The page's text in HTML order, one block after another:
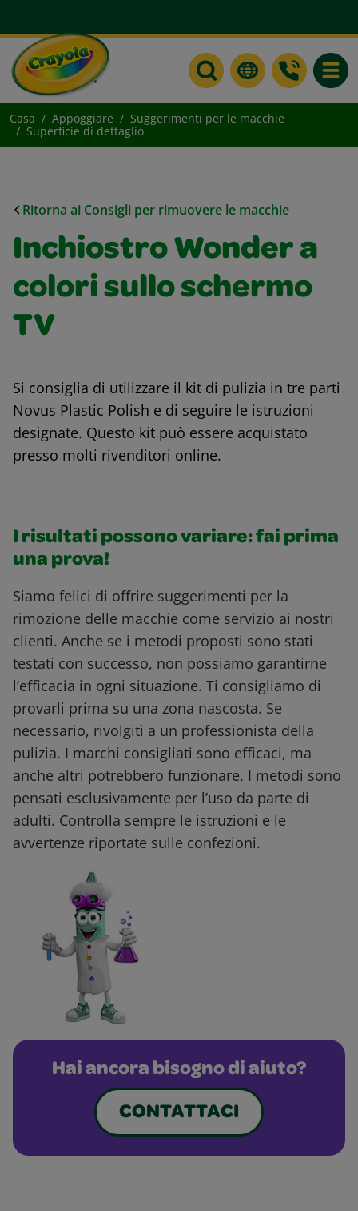
Casa Appoggiare
Suggerimenti per le macchie
Superficie di dettaglio
Ritorna ai Consigli per rimuovere le macchie
Inchiostro Wonder a
colori sullo schermo
TV
Si consiglia di utilizzare il kit di pulizia in tre parti
Novus Plastic Polish e di seguire le istruzioni
designate. Questo kit può essere acquistato
presso molti rivenditori online.
I risultati possono variare: fai prima
una prova!
Siamo felici di offrire suggerimenti per la
rimozione delle macchie come servizio ai nostri
clienti. Anche se i metodi proposti sono stati
testati con successo, non possiamo garantirne
l’efficacia in ogni situazione. Ti consigliamo di
provarli prima su una zona nascosta. Se
necessario, rivolgiti a un professionista della
pulizia. I marchi consigliati sono efficaci, ma
anche altri potrebbero funzionare. I metodi sono
pensati esclusivamente per l’uso da parte di
adulti. Controlla sempre le istruzioni e le
avvertenze riportate sulle confezioni.
Hai ancora bisogno di aiuto?
CONTATTACI